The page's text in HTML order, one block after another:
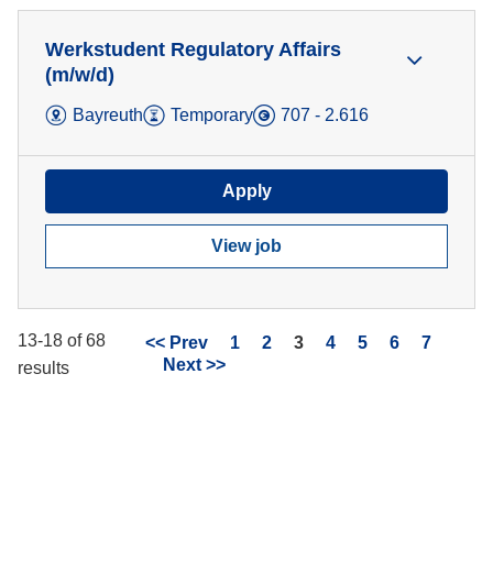
Werkstudent Regulatory Affairs
(m/w/d)
Bayreuth Temporary 707 - 2.616
Apply
View job
13-18 of 68
results
<< Prev 1 2 Page
3 4 5 6
7
Next >>